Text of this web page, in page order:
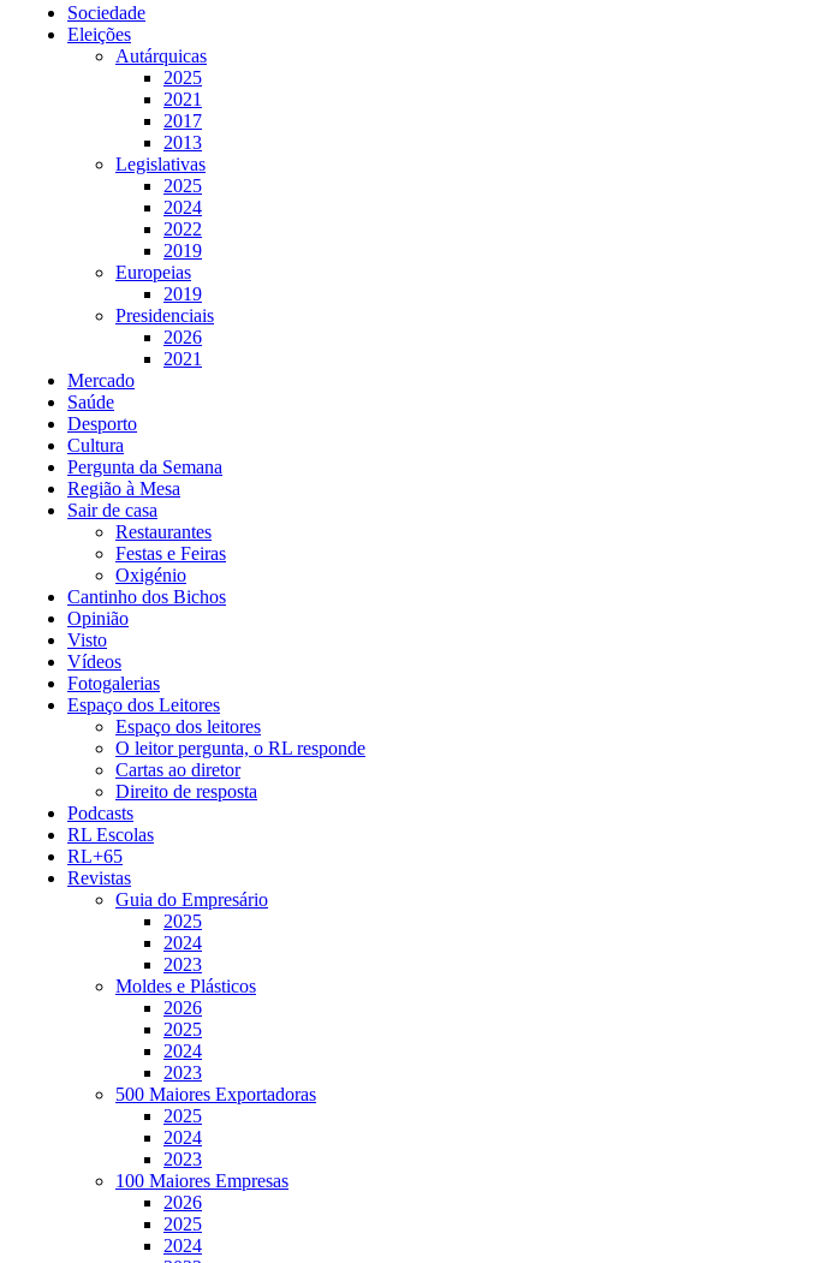
Sociedade
Eleições
Autárquicas
2025
2021
2017
2013
Legislativas
2025
2024
2022
2019
Europeias
2019
Presidenciais
2026
2021
Mercado
Saúde
Desporto
Cultura
Pergunta da Semana
Região à Mesa
Sair de casa
Restaurantes
Festas e Feiras
Oxigénio
Cantinho dos Bichos
Opinião
Visto
Vídeos
Fotogalerias
Espaço dos Leitores
Espaço dos leitores
O leitor pergunta, o RL responde
Cartas ao diretor
Direito de resposta
Podcasts
RL Escolas
RL+65
Revistas
Guia do Empresário
2025
2024
2023
Moldes e Plásticos
2026
2025
2024
2023
500 Maiores Exportadoras
2025
2024
2023
100 Maiores Empresas
2026
2025
2024